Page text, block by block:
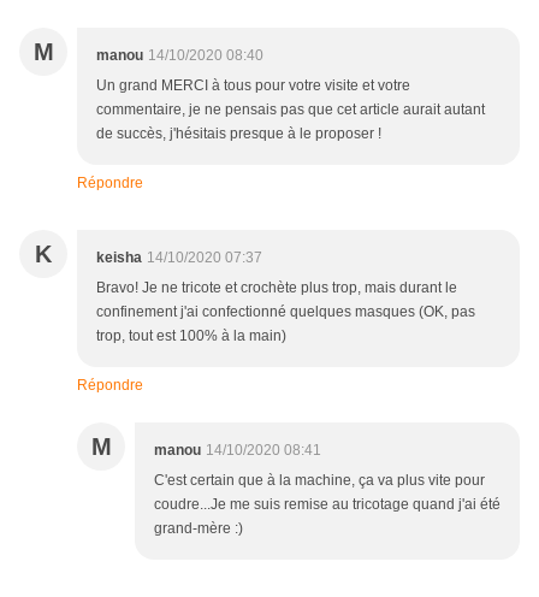
M manou 14/10/2020 08:40
Un grand MERCI à tous pour votre visite et votre
commentaire, je ne pensais pas que cet article aurait autant
de succès, j'hésitais presque à le proposer !
Répondre
K keisha 14/10/2020 07:37
Bravo! Je ne tricote et crochète plus trop, mais durant le
confinement j'ai confectionné quelques masques (OK, pas
trop, tout est 100% à la main)
Répondre
M manou 14/10/2020 08:41
C'est certain que à la machine, ça va plus vite pour
coudre...Je me suis remise au tricotage quand j'ai été
grand-mère :)